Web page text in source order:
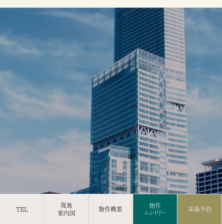
TEL
現地
案内図
物件概要 物件
エントリー 来場予約